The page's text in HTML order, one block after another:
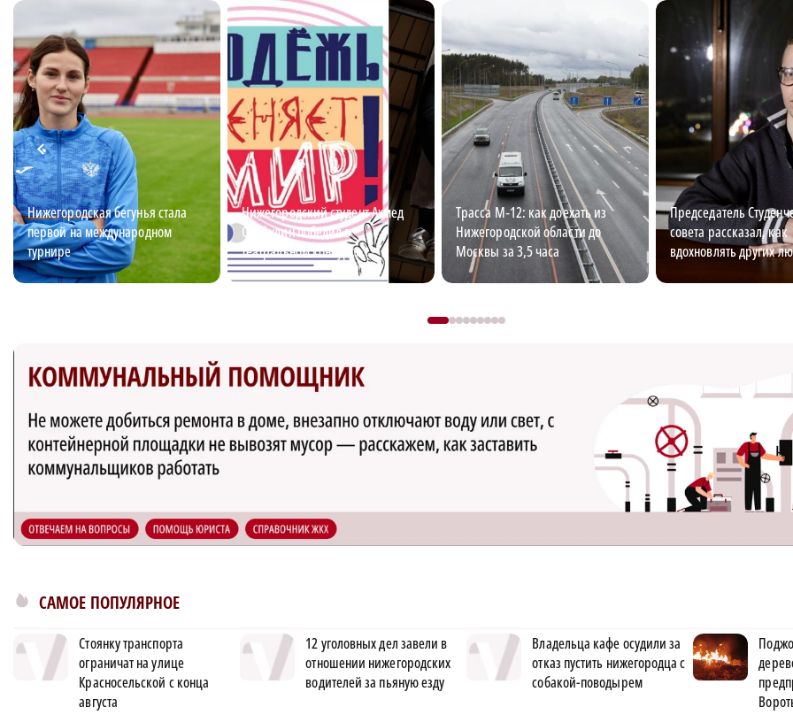
Нижегородская бегунья стала
первой на международном
турнире
Нижегородский студент Ахмед
Сайфулин победил в
театральном конкурсе
«Табуретка»
Трасса М‑12: как доехать из
Нижегородской области до
Москвы за 3,5 часа
Председатель
совета рассказал, как
вдохновлять других
САМОЕ ПОПУЛЯРНОЕ
Стоянку транспорта
ограничат на улице
Красносельской с конца
августа
12 уголовных дел завели в
отношении нижегородских
водителей за пьяную езду
Владельца кафе осудили за
отказ пустить нижегородца с
собакой-поводырем